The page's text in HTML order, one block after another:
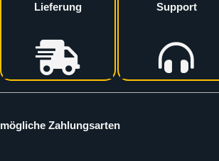
Lieferung
Support
mögliche Zahlungsarten